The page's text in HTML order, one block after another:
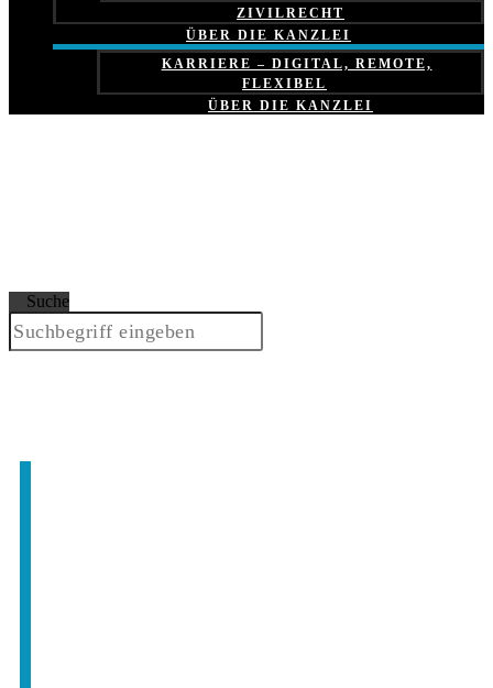
ZIVILRECHT
ÜBER DIE KANZLEI
KARRIERE – DIGITAL, REMOTE,
FLEXIBEL
ÜBER DIE KANZLEI
Suche